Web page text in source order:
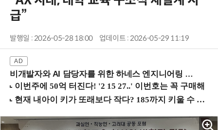
급”
발행일 : 2026-05-28 18:00 업데이트 : 2026-05-29 11:19
비개발자와 AI 담당자를 위한 하네스 엔지니어링 입문과정 (8/20 신논현역)